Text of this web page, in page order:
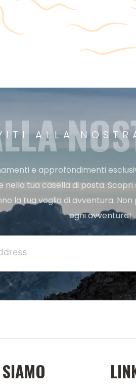
ALLA
e approfondimenti
tua casella di posta.
la tua voglia di avventura.
ogni avventura!